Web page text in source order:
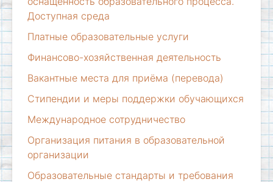
Доступная среда
Платные образовательные услуги
Финансово-хозяйственная деятельность
Вакантные места для приёма (перевода)
Стипендии и меры поддержки обучающихся
Международное сотрудничество
Организация питания в образовательной
организации
Образовательные стандарты и требования